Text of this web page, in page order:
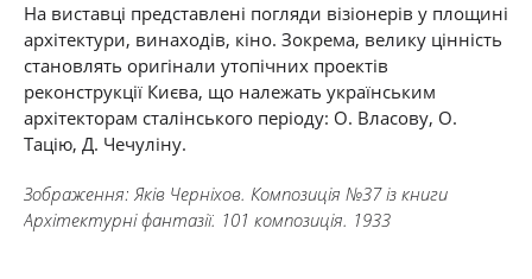
На виставці представлені погляди візіонерів у площині
архітектури, винаходів, кіно. Зокрема, велику цінність
становлять оригінали утопічних проектів
реконструкції Києва, що належать українським
архітекторам сталінського періоду: О. Власову, О.
Тацію, Д. Чечуліну.
Зображення: Яків Черніхов. Композиція №37 із книги
Архітектурні фантазії. 101 композиція. 1933